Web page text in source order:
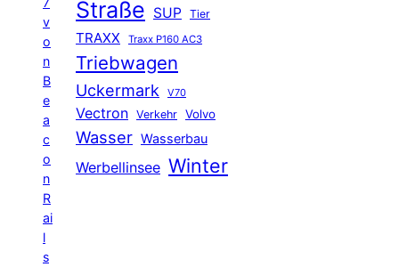
v
o
n
B
e
a
c
o
n
R
ai
l
s
Straße SUP Tier
TRAXX Traxx P160 AC3
Triebwagen
Uckermark V70
Vectron Verkehr Volvo
Wasser Wasserbau
Werbellinsee Winter